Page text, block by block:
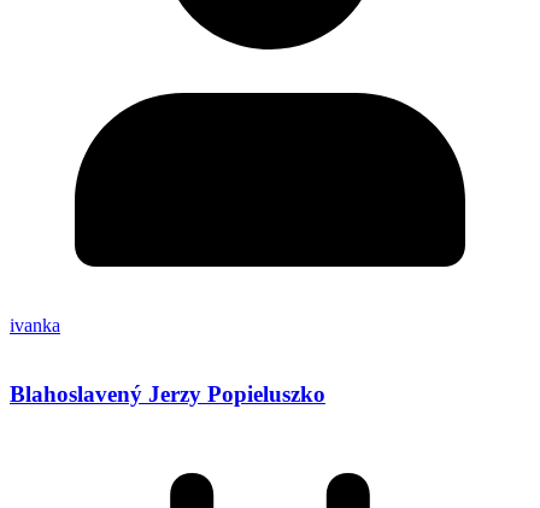
ivanka
Blahoslavený Jerzy Popieluszko